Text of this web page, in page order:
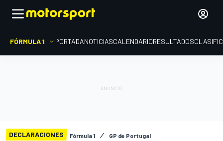
FÓRMULA 1 PORTADANOTICIASCALENDARIORESULTADOS
DECLARACIONES Fórmula 1 GP de Portugal